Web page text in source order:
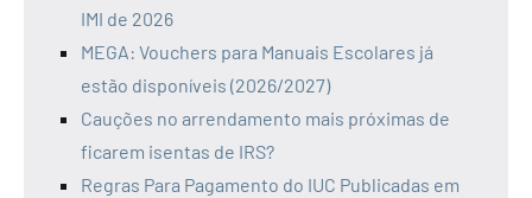
IMI de 2026
MEGA: Vouchers para Manuais Escolares já
estão disponíveis (2026/2027)
Cauções no arrendamento mais próximas de
ficarem isentas de IRS?
Regras Para Pagamento do IUC Publicadas em